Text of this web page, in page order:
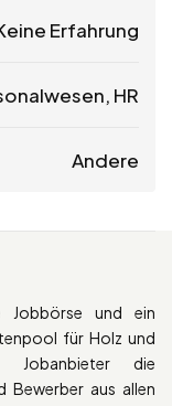
Erfahrung
HR
Andere
Jobbörse und ein
für Holz und
Jobanbieter die
Bewerber aus allen